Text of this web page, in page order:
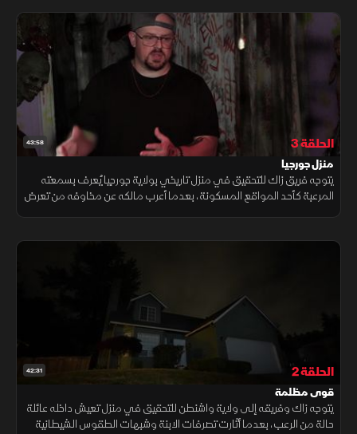
43:58 الحلقة 3
منزل جورجيا
يتوجه فريق زاك للتحقيق في منزل تاريخي بولاية جورجيا يُعرف بسمعته
المرعبة كأحد المواقع المسكونة، بعدما أعرب مالكه عن مخاوفه من تعرض
42:31 الحلقة 2
قوى مظلمة
يتوجه زاك وفريقه إلى ولاية واشنطن للتحقيق في منزل تعيش داخله عائلة
حالة من الرعب، بعدما أثارت تصرفات الابنة وشبهات الطقوس الشيطانية